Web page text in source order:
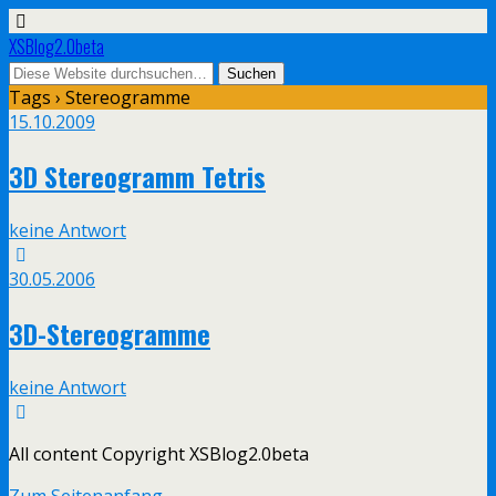
XSBlog2.0beta
Tags › Stereogramme
15.10.2009
3D Stereogramm Tetris
keine Antwort
30.05.2006
3D-Stereogramme
keine Antwort
All content Copyright XSBlog2.0beta